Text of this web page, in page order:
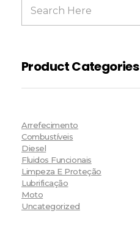
Product Categories
Arrefecimento
Combustíveis
Diesel
Fluidos Funcionais
Limpeza E Proteção
Lubrificação
Moto
Uncategorized